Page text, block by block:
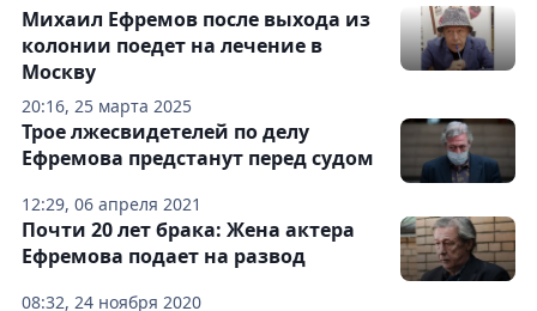
20:16, 25 марта 2025
Михаил Ефремов после выхода из
колонии поедет на лечение в
Москву
12:29, 06 апреля 2021
Трое лжесвидетелей по делу
Ефремова предстанут перед судом
08:32, 24 ноября 2020
Почти 20 лет брака: Жена актера
Ефремова подает на развод